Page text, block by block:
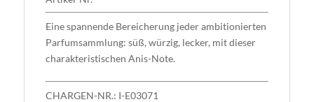
Eine spannende Bereicherung jeder ambitionierten
Parfumsammlung: süß, würzig, lecker, mit dieser
charakteristischen Anis-Note.
CHARGEN-NR.: I-E03071